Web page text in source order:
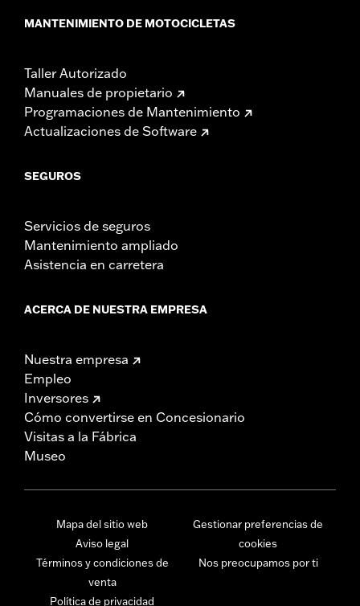
MANTENIMIENTO DE MOTOCICLETAS
Taller Autorizado
Manuales de propietario
Programaciones de Mantenimiento
Actualizaciones de Software
SEGUROS
Servicios de seguros
Mantenimiento ampliado
Asistencia en carretera
ACERCA DE NUESTRA EMPRESA
Nuestra empresa
Empleo
Inversores
Cómo convertirse en Concesionario
Visitas a la Fábrica
Museo
Mapa del sitio web
Aviso legal
Términos y condiciones de
venta
Política de privacidad
Gestionar preferencias de
cookies
Nos preocupamos por ti